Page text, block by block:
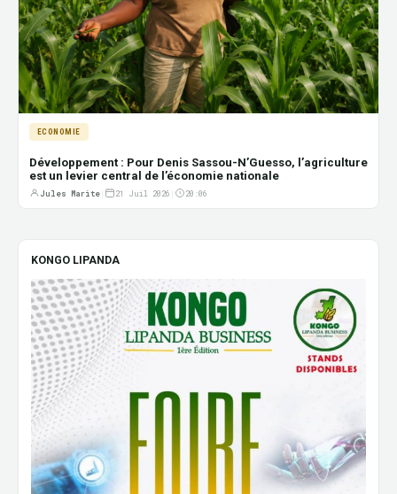
ECONOMIE
Développement : Pour Denis Sassou-N’Guesso, l’agriculture
est un levier central de l’économie nationale
Jules Marite 21 Juil 2026 20:06
KONGO LIPANDA